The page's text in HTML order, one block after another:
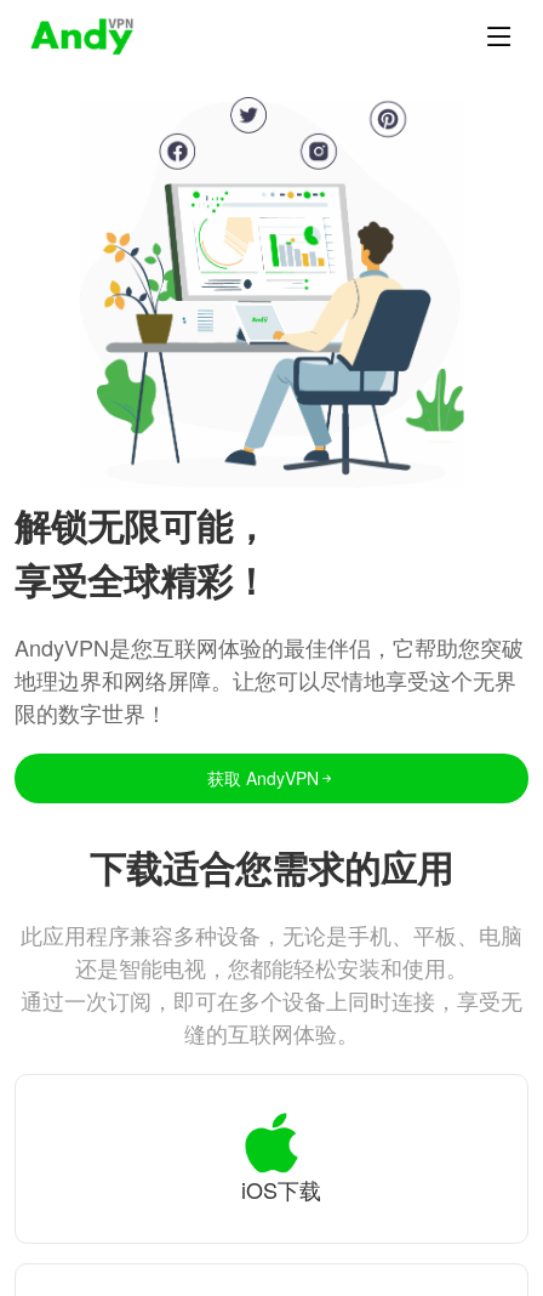
解锁无限可能，
享受全球精彩！
AndyVPN是您互联网体验的最佳伴侣，它帮助您突破
地理边界和网络屏障。让您可以尽情地享受这个无界
限的数字世界！
获取 AndyVPN
下载适合您需求的应用
此应用程序兼容多种设备，无论是手机、平板、电脑
还是智能电视，您都能轻松安装和使用。
通过一次订阅，即可在多个设备上同时连接，享受无
缝的互联网体验。
iOS下载